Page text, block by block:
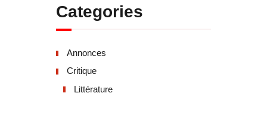
Categories
Annonces
Critique
Littérature